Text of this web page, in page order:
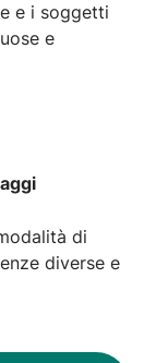
e i soggetti
e
di
diverse e